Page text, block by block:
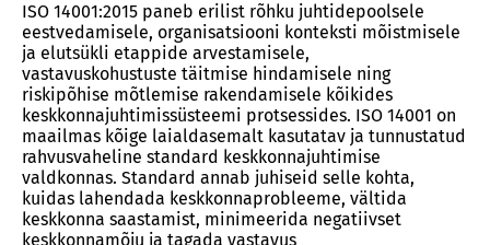
ISO 14001:2015 paneb erilist rõhku juhtidepoolsele
eestvedamisele, organisatsiooni konteksti mõistmisele
ja elutsükli etappide arvestamisele,
vastavuskohustuste täitmise hindamisele ning
riskipõhise mõtlemise rakendamisele kõikides
keskkonnajuhtimissüsteemi protsessides. ISO 14001 on
maailmas kõige laialdasemalt kasutatav ja tunnustatud
rahvusvaheline standard keskkonnajuhtimise
valdkonnas. Standard annab juhiseid selle kohta,
kuidas lahendada keskkonnaprobleeme, vältida
keskkonna saastamist, minimeerida negatiivset
keskkonnamõju ja tagada vastavus